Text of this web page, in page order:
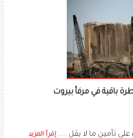
تأمين ما لا يقل ..... إقرأ المزيد